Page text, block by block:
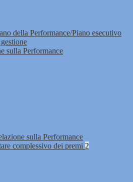
della Performance/Piano esecutivo
sulla Performance
sulla Performance
complessivo dei premi 2